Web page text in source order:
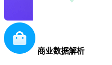
商业数据解析